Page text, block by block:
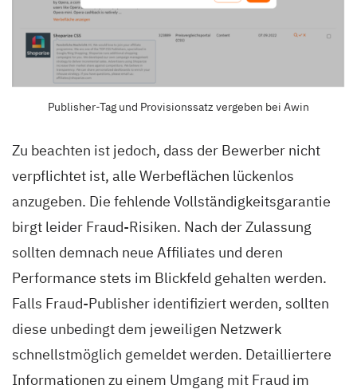
Publisher-Tag und Provisionssatz vergeben bei Awin
Zu beachten ist jedoch, dass der Bewerber nicht
verpflichtet ist, alle Werbeflächen lückenlos
anzugeben. Die fehlende Vollständigkeitsgarantie
birgt leider Fraud-Risiken. Nach der Zulassung
sollten demnach neue Affiliates und deren
Performance stets im Blickfeld gehalten werden.
Falls Fraud-Publisher identifiziert werden, sollten
diese unbedingt dem jeweiligen Netzwerk
schnellstmöglich gemeldet werden. Detailliertere
Informationen zu einem Umgang mit Fraud im